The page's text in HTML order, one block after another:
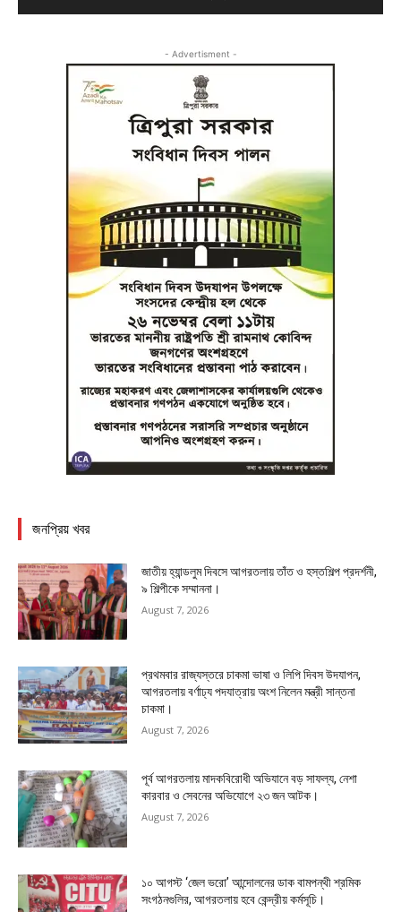
- Advertisment -
জনপ্রিয় খবর
জাতীয় হ্যান্ডলুম দিবসে আগরতলায় তাঁত ও হস্তশিল্প প্রদর্শনী,
৯ শিল্পীকে সম্মাননা।
August 7, 2026
প্রথমবার রাজ্যস্তরে চাকমা ভাষা ও লিপি দিবস উদযাপন,
আগরতলায় বর্ণাঢ্য পদযাত্রায় অংশ নিলেন মন্ত্রী সান্তনা
চাকমা।
August 7, 2026
পূর্ব আগরতলায় মাদকবিরোধী অভিযানে বড় সাফল্য, নেশা
কারবার ও সেবনের অভিযোগে ২৩ জন আটক।
August 7, 2026
১০ আগস্ট ‘জেল ভরো’ আন্দোলনের ডাক বামপন্থী শ্রমিক
সংগঠনগুলির, আগরতলায় হবে কেন্দ্রীয় কর্মসূচি।